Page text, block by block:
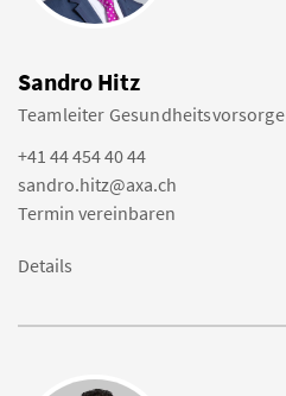
Sandro Hitz
Teamleiter Gesundheitsvorsorge
+41 44 454 40 44
sandro.hitz@axa.ch
Termin vereinbaren
Details